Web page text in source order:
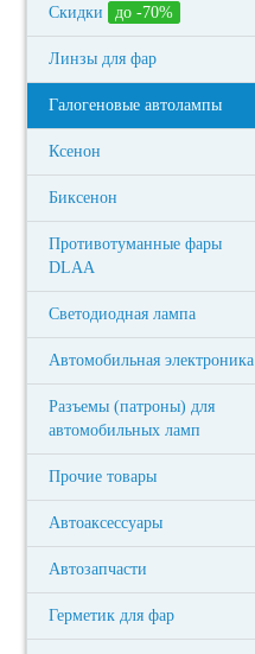
Скидки до -70%
Линзы для фар
Галогеновые автолампы
Ксенон
Биксенон
Противотуманные фары
DLAA
Светодиодная лампа
Автомобильная электроника
Разъемы (патроны) для
автомобильных ламп
Прочие товары
Автоаксессуары
Автозапчасти
Герметик для фар